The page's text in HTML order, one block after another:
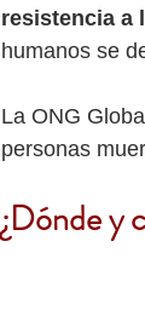
resistencia a
humanos se
La ONG
personas
¿Dónde y